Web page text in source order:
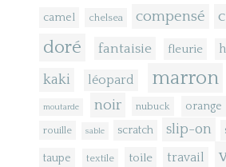
camel chelsea compensé
doré fantaisie fleurie
kaki léopard marron
moutarde noir nubuck orange
rouille sable scratch slip-on
taupe textile toile travail